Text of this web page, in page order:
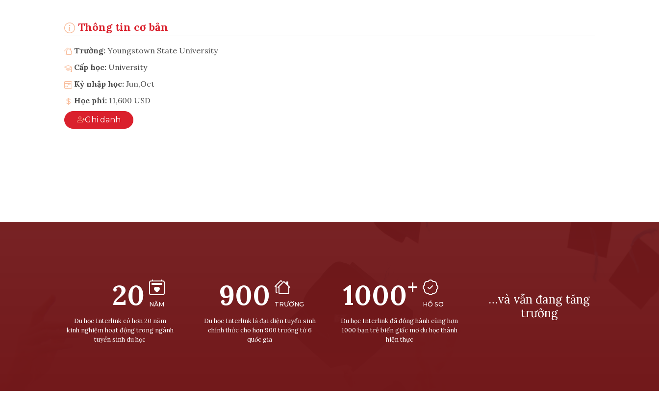
Thông tin cơ bản
Trường: Youngstown State University
Cấp học: University
Kỳ nhập học: Jun,Oct
Học phí: 11,600 USD
Ghi danh
20 NĂM
Du học Interlink có hơn 20 năm
kinh nghiệm hoạt động trong ngành
tuyển sinh du học
900 TRƯỜNG
Du học Interlink là đại diện tuyển sinh
chính thức cho hơn 900 trường từ 6
quốc gia
1000+
HỒ SƠ
Du học Interlink đã đồng hành cùng hơn
1000 bạn trẻ biến giấc mơ du học thành
hiện thực
…và vẫn đang tăng
trưởng